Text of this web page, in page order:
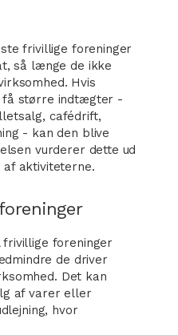
frivillige foreninger
så længe de ikke
Hvis
få større indtægter -
cafédrift,
- kan den blive
vurderer dette ud
aktiviteterne.
frivillige foreninger
de driver
Det kan
af varer eller
hvor